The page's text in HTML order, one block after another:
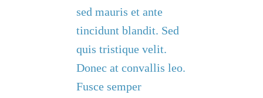
sed mauris et ante
tincidunt blandit. Sed
quis tristique velit.
Donec at convallis leo.
Fusce semper